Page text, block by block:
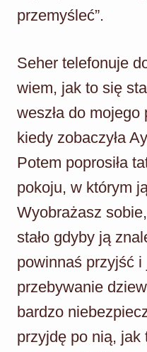
przemyśleć”.
Seher telefonuje
wiem, jak to się
weszła do mojego
kiedy zobaczyła
Potem poprosiła
pokoju, w którym
Wyobrażasz
stało gdyby ją
powinnaś przyjść
przebywanie
bardzo
przyjdę po nią, jak